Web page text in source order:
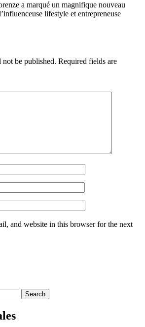
a marqué un magnifique nouveau
lifestyle et entrepreneuse
be published. Required fields are
and website in this browser for the next